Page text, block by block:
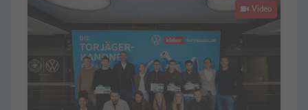
Video